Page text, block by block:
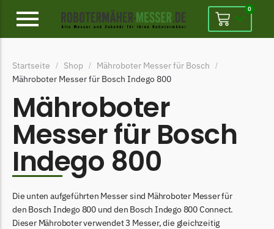
Alpina Messer
Ambrogio
Ambrogio Messer
Begrenzungsdraht
Belrobotics
Belrobotics Messer
Begrenzungsdraht
0
Startseite / Shop / Mähroboter Messer für Bosch /
Mähroboter Messer für Bosch Indego 800
Mähroboter
Messer für Bosch
Indego 800
Die unten aufgeführten Messer sind Mähroboter Messer für
den Bosch Indego 800 und den Bosch Indego 800 Connect.
Dieser Mähroboter verwendet 3 Messer, die gleichzeitig